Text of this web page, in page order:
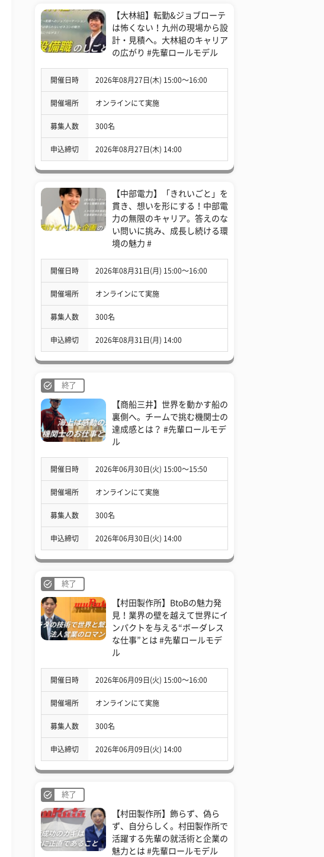
【大林組】転勤&ジョブローテ
は怖くない！九州の現場から設
計・見積へ。大林組のキャリア
の広がり #先輩ロールモデル
開催日時 2026年08月27日(木) 15:00〜16:00
開催場所 オンラインにて実施
募集人数 300名
申込締切 2026年08月27日(木) 14:00
【中部電力】「きれいごと」を
貫き、想いを形にする！中部電
力の無限のキャリア。答えのな
い問いに挑み、成長し続ける環
境の魅力 #
開催日時 2026年08月31日(月) 15:00〜16:00
開催場所 オンラインにて実施
募集人数 300名
申込締切 2026年08月31日(月) 14:00
終了
【商船三井】世界を動かす船の
裏側へ。チームで挑む機関士の
達成感とは？ #先輩ロールモデ
ル
開催日時 2026年06月30日(火) 15:00〜15:50
開催場所 オンラインにて実施
募集人数 300名
申込締切 2026年06月30日(火) 14:00
終了
【村田製作所】BtoBの魅力発
見！業界の壁を越えて世界にイ
ンパクトを与える“ボーダレス
な仕事”とは #先輩ロールモデ
ル
開催日時 2026年06月09日(火) 15:00〜16:00
開催場所 オンラインにて実施
募集人数 300名
申込締切 2026年06月09日(火) 14:00
終了
【村田製作所】飾らず、偽ら
ず、自分らしく。村田製作所で
活躍する先輩の就活術と企業の
魅力とは #先輩ロールモデル